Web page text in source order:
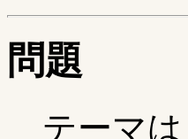
問題
テーマは